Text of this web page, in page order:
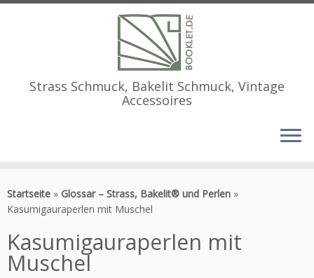
Inhalt
springen
Strass Schmuck, Bakelit Schmuck, Vintage
Accessoires
Startseite » Glossar – Strass, Bakelit® und Perlen »
Kasumigauraperlen mit Muschel
Kasumigauraperlen mit
Muschel